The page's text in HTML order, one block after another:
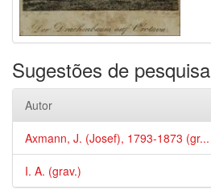
Sugestões de pesquisa
Autor
Axmann, J. (Josef), 1793-1873 (gr...
I. A. (grav.)